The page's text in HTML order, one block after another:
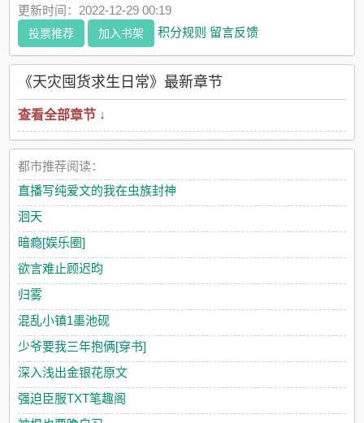
更新时间：2022-12-29 00:19
投票推荐 加入书架 积分规则 留言反馈
《天灾囤货求生日常》最新章节
查看全部章节 ↓
都市推荐阅读：
直播写纯爱文的我在虫族封神
洄天
暗瘾[娱乐圈]
欲言难止顾迟昀
归雾
混乱小镇1墨池砚
少爷要我三年抱俩[穿书]
深入浅出金银花原文
强迫臣服TXT笔趣阁